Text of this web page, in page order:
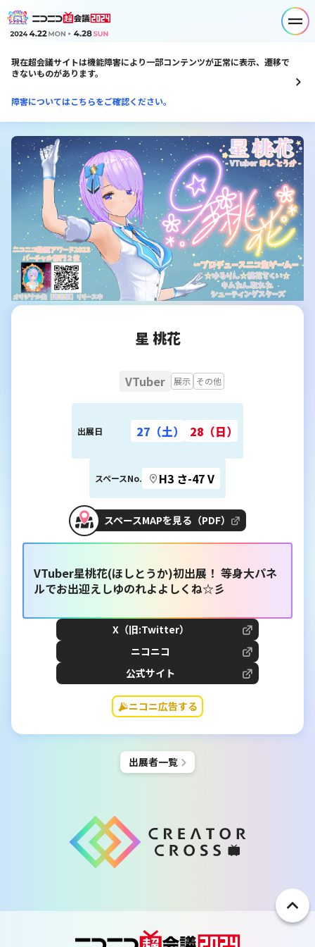
現在超会議サイトは機能障害により一部コンテンツが正常に表示、遷移で
きないものがあります。
障害についてはこちらをご確認ください。
星 桃花
VTuber 展示 その他
出展日 27（土） 28（日）
スペースNo. H3 さ-47 V
スペースMAPを見る（PDF）
VTuber星桃花(ほしとうか)初出展！ 等身大パネ
ルでお出迎えしゆのれよよしくね☆彡
X（旧:Twitter）
ニコニコ
公式サイト
ニコニ広告する
出展者一覧
ペ
ー